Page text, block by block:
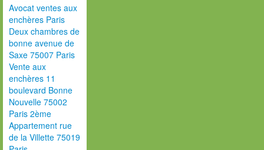
Avocat ventes aux
enchères Paris
Deux chambres de
bonne avenue de
Saxe 75007 Paris
Vente aux
enchères 11
boulevard Bonne
Nouvelle 75002
Paris 2ème
Appartement rue
de la Villette 75019